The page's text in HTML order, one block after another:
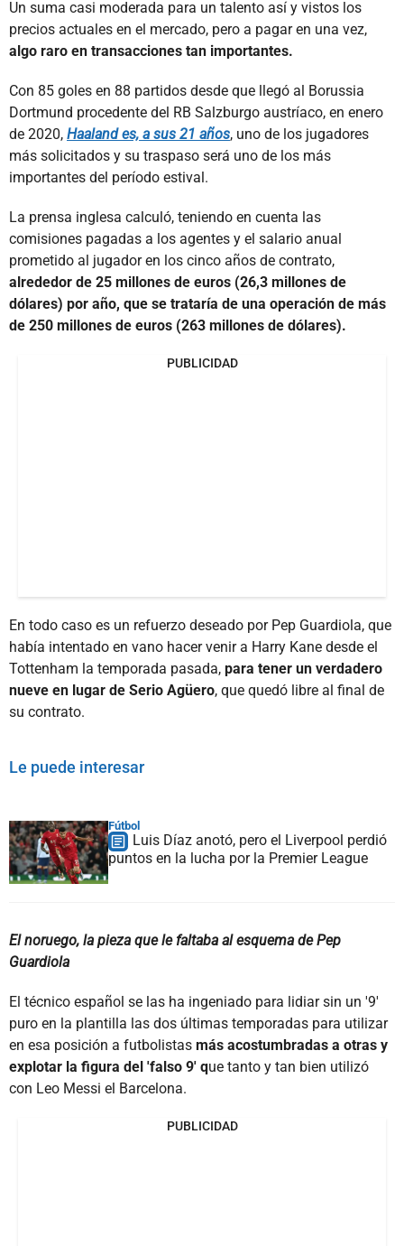
Un suma casi moderada para un talento así y vistos los
precios actuales en el mercado, pero a pagar en una vez,
algo raro en transacciones tan importantes.
Con 85 goles en 88 partidos desde que llegó al Borussia
Dortmund procedente del RB Salzburgo austríaco, en enero
de 2020, Haaland es, a sus 21 años, uno de los jugadores
más solicitados y su traspaso será uno de los más
importantes del período estival.
La prensa inglesa calculó, teniendo en cuenta las
comisiones pagadas a los agentes y el salario anual
prometido al jugador en los cinco años de contrato,
alrededor de 25 millones de euros (26,3 millones de
dólares) por año, que se trataría de una operación de más
de 250 millones de euros (263 millones de dólares).
PUBLICIDAD
En todo caso es un refuerzo deseado por Pep Guardiola, que
había intentado en vano hacer venir a Harry Kane desde el
Tottenham la temporada pasada, para tener un verdadero
nueve en lugar de Serio Agüero, que quedó libre al final de
su contrato.
Le puede interesar
Fútbol
Luis Díaz anotó, pero el Liverpool perdió
puntos en la lucha por la Premier League
El noruego, la pieza que le faltaba al esquema de Pep
Guardiola
El técnico español se las ha ingeniado para lidiar sin un '9'
puro en la plantilla las dos últimas temporadas para utilizar
en esa posición a futbolistas más acostumbradas a otras y
explotar la figura del 'falso 9' que tanto y tan bien utilizó
con Leo Messi el Barcelona.
PUBLICIDAD